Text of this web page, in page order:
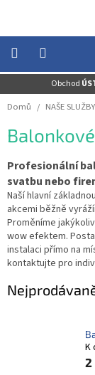
obsah
Obchod
-
AKCE
BALONKY
-
PÁRTY
-
OSLAVY
MASKY
-
KOSTÝMY
PÁRTY
Domů / NAŠE SLUŽBY
Profesionální
svatbu nebo
Naší hlavní
akcemi běžně
Proměníme
wow efektem.
instalaci přímo na
kontaktujte pro
K
2